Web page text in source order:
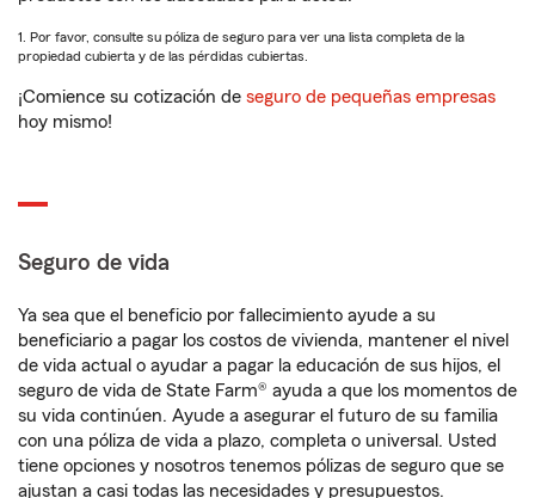
1. Por favor, consulte su póliza de seguro para ver una lista completa de la
propiedad cubierta y de las pérdidas cubiertas.
¡Comience su cotización de seguro de pequeñas empresas
hoy mismo!
Seguro de vida
Ya sea que el beneficio por fallecimiento ayude a su
beneficiario a pagar los costos de vivienda, mantener el nivel
de vida actual o ayudar a pagar la educación de sus hijos, el
seguro de vida de State Farm® ayuda a que los momentos de
su vida continúen. Ayude a asegurar el futuro de su familia
con una póliza de vida a plazo, completa o universal. Usted
tiene opciones y nosotros tenemos pólizas de seguro que se
ajustan a casi todas las necesidades y presupuestos.